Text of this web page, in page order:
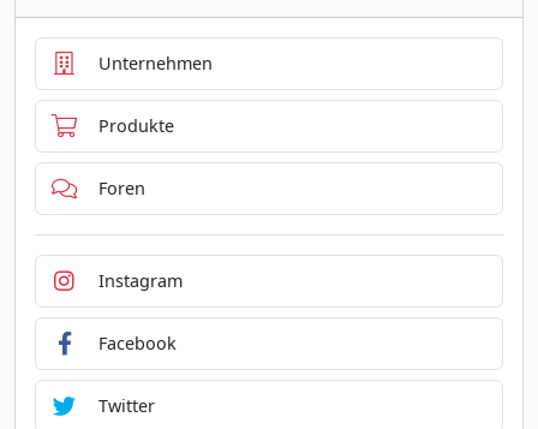
Unternehmen
Produkte
Foren
Instagram
Facebook
Twitter